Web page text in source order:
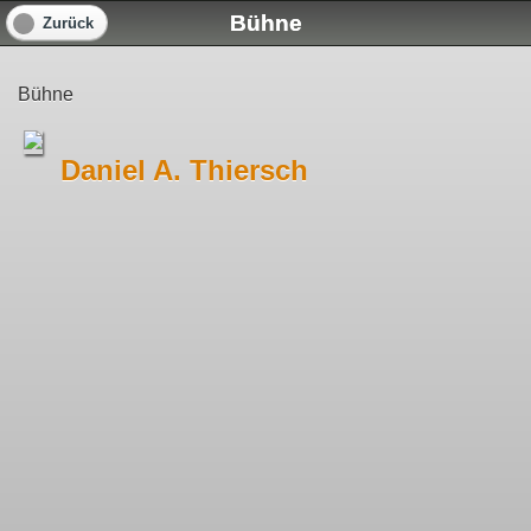
Bühne
Zurück
Bühne
Daniel A. Thiersch